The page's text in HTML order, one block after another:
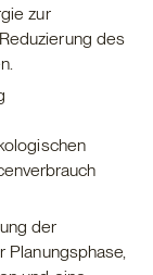
zur
des
der